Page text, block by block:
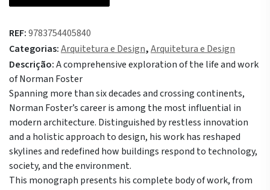
Norman
Works
(ENG)
REF:9783754405840
Categorias:Arquitetura e Design,Arquitetura e Design
Descrição:A comprehensive exploration of the life and work
of Norman Foster
Spanning more than six decades and crossing continents,
Norman Foster’s career is among the most influential in
modern architecture. Distinguished by restless innovation
and a holistic approach to design, his work has reshaped
skylines and redefined how buildings respond to technology,
society, and the environment.
This monograph presents his complete body of work, from